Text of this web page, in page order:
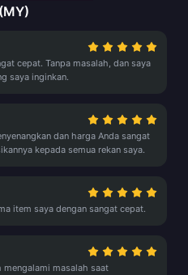
cepat. Tanpa masalah, dan saya
saya inginkan.
dan harga Anda sangat
kepada semua rekan saya.
item saya dengan sangat cepat.
mengalami masalah saat